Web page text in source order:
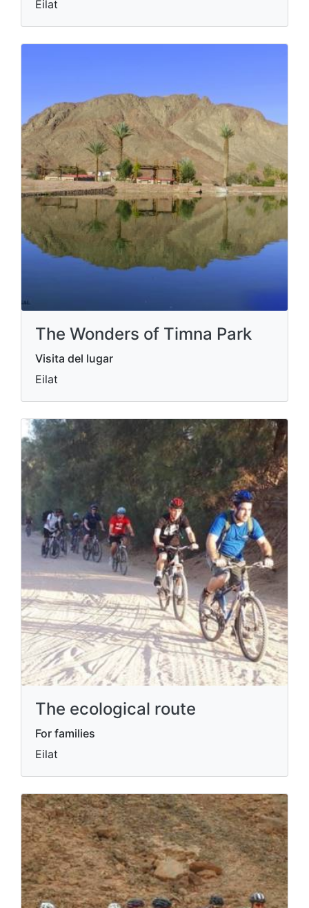
Eilat
The Wonders of Timna Park
Visita del lugar
Eilat
The ecological route
For families
Eilat